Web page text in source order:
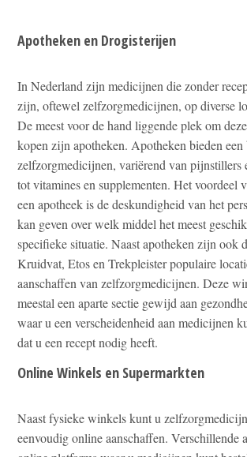
Apotheken en Drogisterijen
In Nederland zijn medicijnen die zonder
zijn, oftewel zelfzorgmedicijnen, op diverse
De meest voor de hand liggende plek om
kopen zijn apotheken. Apotheken bieden een
zelfzorgmedicijnen, variërend van pijnstillers
tot vitamines en supplementen. Het voordeel
een apotheek is de deskundigheid van het
kan geven over welk middel het meest
specifieke situatie. Naast apotheken zijn ook
Kruidvat, Etos en Trekpleister populaire
aanschaffen van zelfzorgmedicijnen. Deze
meestal een aparte sectie gewijd aan
waar u een verscheidenheid aan medicijnen
dat u een recept nodig heeft.
Online Winkels en Supermarkten
Naast fysieke winkels kunt u
eenvoudig online aanschaffen. Verschillende